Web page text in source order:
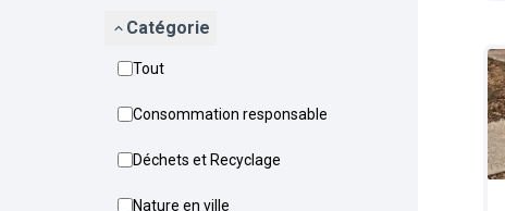
Catégorie
Tout
Consommation responsable
Déchets et Recyclage
Nature en ville